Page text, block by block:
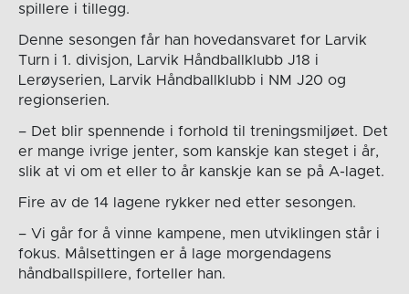
spillere i tillegg.
Denne sesongen får han hovedansvaret for Larvik
Turn i 1. divisjon, Larvik Håndballklubb J18 i
Lerøyserien, Larvik Håndballklubb i NM J20 og
regionserien.
– Det blir spennende i forhold til treningsmiljøet. Det
er mange ivrige jenter, som kanskje kan steget i år,
slik at vi om et eller to år kanskje kan se på A-laget.
Fire av de 14 lagene rykker ned etter sesongen.
– Vi går for å vinne kampene, men utviklingen står i
fokus. Målsettingen er å lage morgendagens
håndballspillere, forteller han.